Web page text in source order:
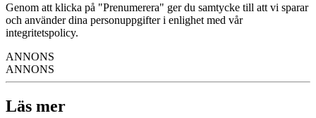
Genom att klicka på "Prenumerera" ger du samtycke till att vi sparar
och använder dina personuppgifter i enlighet med vår
integritetspolicy.
ANNONS
ANNONS
Läs mer